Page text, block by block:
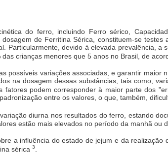
do ferro, incluindo Ferro sérico,
de Ferritina Sérica, constituem-se
Particularmente, devido à elevada prevalência,
crianças menores que 5 anos no Brasil, de
possíveis variações associadas, e garantir maior
na dosagem dessas substâncias, tais como,
fatores podem corresponder à maior parte dos
entre os valores, o que, também,
diurna nos resultados do ferro, estando
estão mais elevados no período da manhã ou
a influência do estado de jejum e da
sérica 3